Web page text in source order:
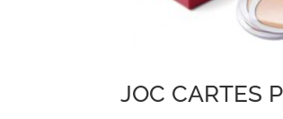
JOC CARTES